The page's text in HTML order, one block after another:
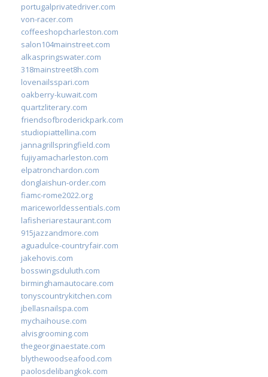
portugalprivatedriver.com
von-racer.com
coffeeshopcharleston.com
salon104mainstreet.com
alkaspringswater.com
318mainstreet8h.com
lovenailsspari.com
oakberry-kuwait.com
quartzliterary.com
friendsofbroderickpark.com
studiopiattellina.com
jannagrillspringfield.com
fujiyamacharleston.com
elpatronchardon.com
donglaishun-order.com
fiamc-rome2022.org
mariceworldessentials.com
lafisheriarestaurant.com
915jazzandmore.com
aguadulce-countryfair.com
jakehovis.com
bosswingsduluth.com
birminghamautocare.com
tonyscountrykitchen.com
jbellasnailspa.com
mychaihouse.com
alvisgrooming.com
thegeorginaestate.com
blythewoodseafood.com
paolosdelibangkok.com